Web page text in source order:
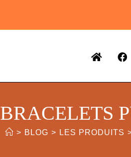
BRACELETS
> BLOG > LES PRODUITS